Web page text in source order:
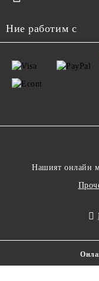
Ние работим с
Нашият онлайн